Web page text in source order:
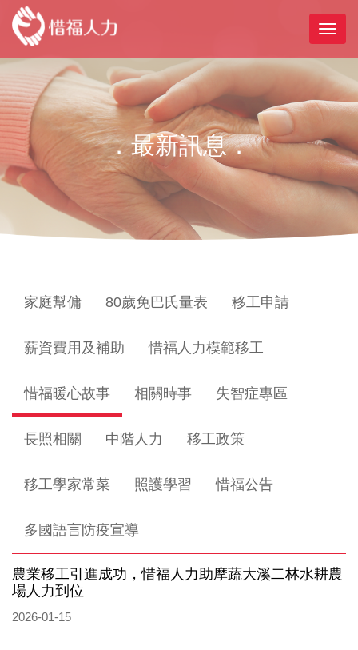
．最新訊息．
家庭幫傭 80歲免巴氏量表 移工申請
薪資費用及補助 惜福人力模範移工
惜福暖心故事 相關時事 失智症專區
長照相關 中階人力 移工政策
移工學家常菜 照護學習 惜福公告
多國語言防疫宣導
農業移工引進成功，惜福人力助摩蔬大溪二林水耕農
場人力到位
2026-01-15